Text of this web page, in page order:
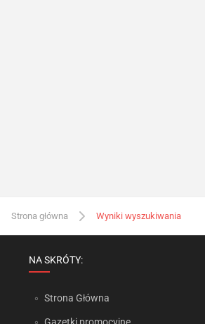
Strona główna Wyniki wyszukiwania
NA SKRÓTY:
Strona Główna